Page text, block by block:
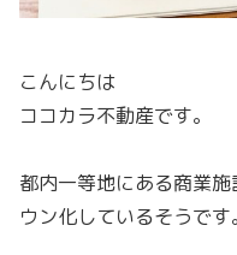
こんにちは
ココカラ不動産です。
都内一等地にある商業施
ウン化しているそうです。